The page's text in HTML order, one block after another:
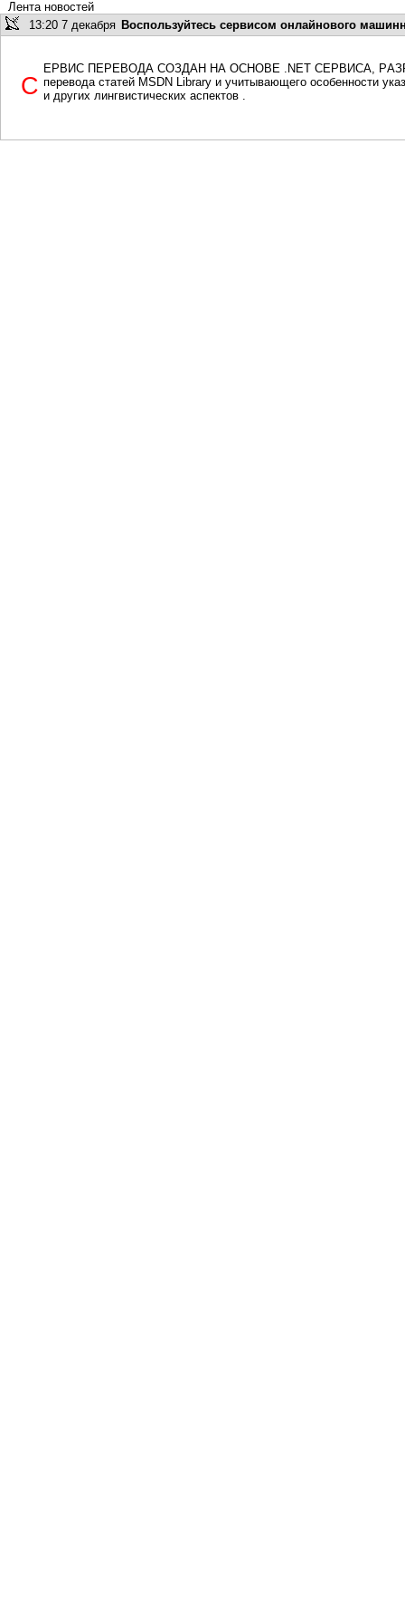
Лента новостей
13:20 7 декабря Воспользуйтесь сервисом онлайнового
С
ервис перевода создан на основе .NET сервиса,
перевода статей MSDN Library и учитывающего особенности
и других лингвистических аспектов .